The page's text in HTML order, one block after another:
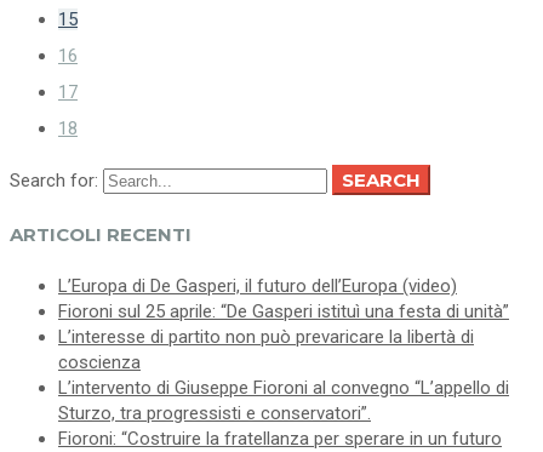
15
16
17
18
Search for: SEARCH
ARTICOLI RECENTI
L’Europa di De Gasperi, il futuro dell’Europa (video)
Fioroni sul 25 aprile: “De Gasperi istituì una festa di unità”
L’interesse di partito non può prevaricare la libertà di
coscienza
L’intervento di Giuseppe Fioroni al convegno “L’appello di
Sturzo, tra progressisti e conservatori”.
Fioroni: “Costruire la fratellanza per sperare in un futuro